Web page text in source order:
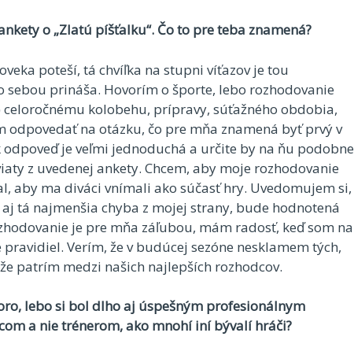
o „Zlatú píšťalku“. Čo to pre teba znamená?
poteší, tá chvíľka na stupni víťazov je tou
prináša. Hovorím o športe, lebo rozhodovanie
kolobehu, prípravy, súťažného obdobia,
odpovedať na otázku, čo pre mňa znamená byť prvý v
je veľmi jednoduchá a určite by na ňu podobne
z uvedenej ankety. Chcem, aby moje rozhodovanie
aby ma diváci vnímali ako súčasť hry. Uvedomujem si,
aj tá najmenšia chyba z mojej strany, bude hodnotená
je pre mňa záľubou, mám radosť, keď som na
Verím, že v budúcej sezóne nesklamem tých,
patrím medzi našich najlepších rozhodcov.
lebo si bol dlho aj úspešným profesionálnym
a nie trénerom, ako mnohí iní bývalí hráči?